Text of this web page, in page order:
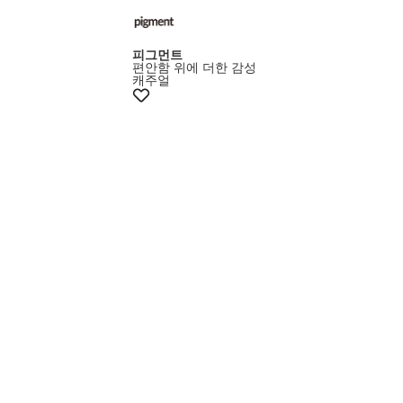
피그먼트
편안함 위에 더한 감성
캐주얼